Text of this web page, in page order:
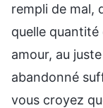
rempli de mal,
quelle
amour, au
abandonné
vous croyez